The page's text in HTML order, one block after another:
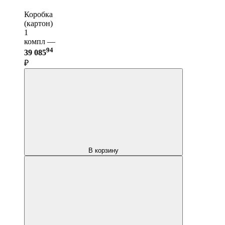
Коробка
(картон)
1
компл —
39 08594
₽
В корзину